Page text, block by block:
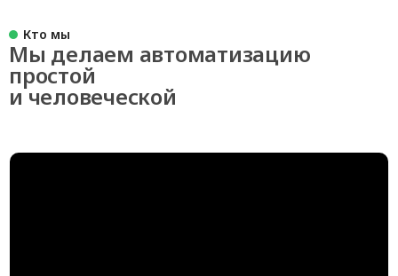
Кто мы
Мы делаем автоматизацию
простой
и человеческой